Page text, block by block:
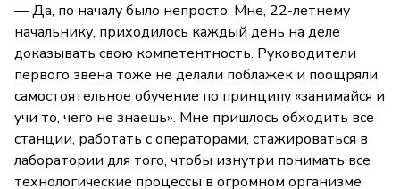
— Да, по началу было непросто. Мне, 22-летнему
начальнику, приходилось каждый день на деле
доказывать свою компетентность. Руководители
первого звена тоже не делали поблажек и поощряли
самостоятельное обучение по принципу «занимайся и
учи то, чего не знаешь». Мне пришлось обходить все
станции, работать с операторами, стажироваться в
лаборатории для того, чтобы изнутри понимать все
технологические процессы в огромном организме